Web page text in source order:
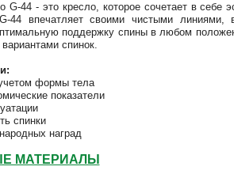
G-44 - это кресло, которое сочетает в себе
44 впечатляет своими чистыми
поддержку спины в любом
спинок.
формы тела
показатели
спинки
наград
МАТЕРИАЛЫ